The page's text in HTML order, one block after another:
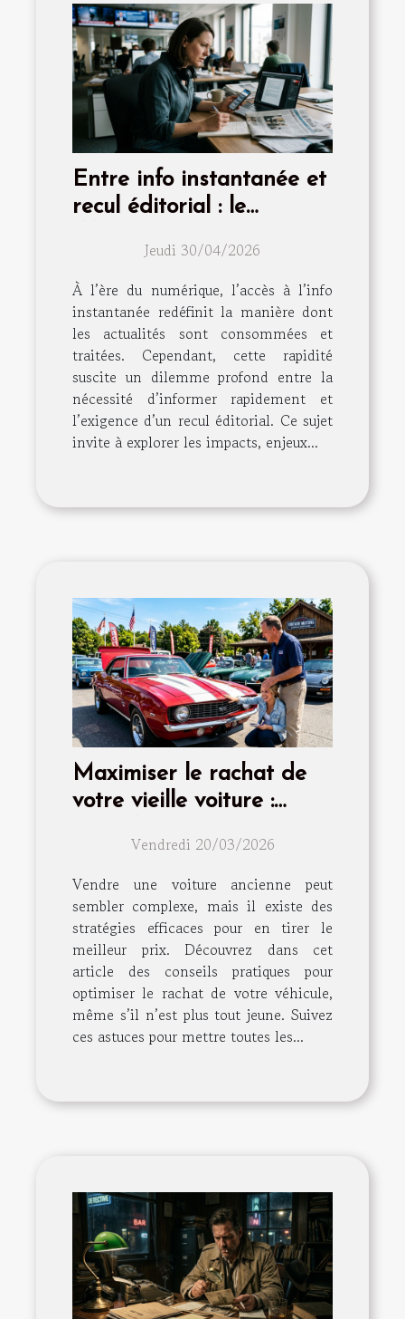
Entre info instantanée et
recul éditorial : le
Jeudi 30/04/2026
À l’ère du numérique, l’accès à l’info
instantanée redéfinit la manière dont
les actualités sont consommées et
traitées. Cependant, cette rapidité
suscite un dilemme profond entre la
nécessité d’informer rapidement et
l’exigence d’un recul éditorial. Ce sujet
invite à explorer les impacts, enjeux...
Maximiser le rachat de
votre vieille voiture :
Vendredi 20/03/2026
Vendre une voiture ancienne peut
sembler complexe, mais il existe des
stratégies efficaces pour en tirer le
meilleur prix. Découvrez dans cet
article des conseils pratiques pour
optimiser le rachat de votre véhicule,
même s’il n’est plus tout jeune. Suivez
ces astuces pour mettre toutes les...